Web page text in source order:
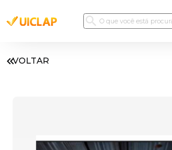
VOLTAR